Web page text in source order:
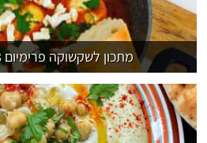
מתכון לשקשוקה פרימיום 8 סוגי עגבניות